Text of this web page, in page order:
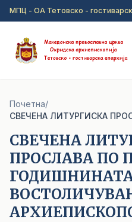
Прејди на главна
МПЦ - ОА Тетовско -
Почетна/
СВЕЧЕНА
ПРОСЛАВА ПО